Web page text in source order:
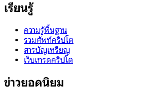
เรียนรู้
ความรู้พื้นฐาน
รวมศัพท์คริปโต
สารบัญเหรียญ
เว็บเทรดคริปโต
ข่าวยอดนิยม